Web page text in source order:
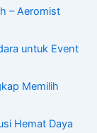
– Aeromist
untuk Event
Memilih
Hemat Daya